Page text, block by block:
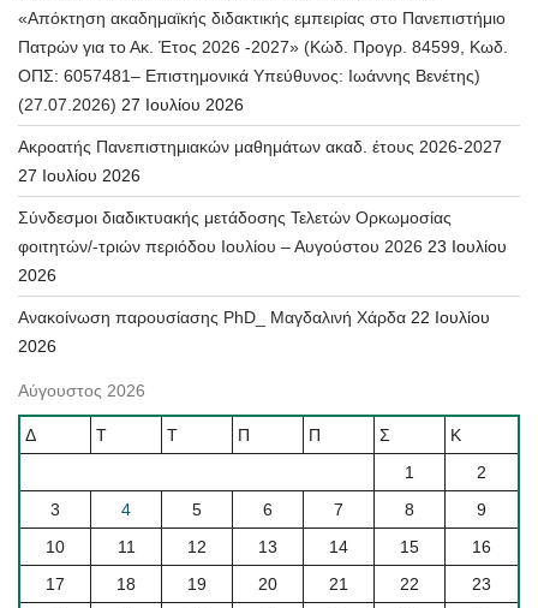
«Απόκτηση ακαδημαϊκής διδακτικής εμπειρίας στο Πανεπιστήμιο
Πατρών για το Ακ. Έτος 2026 -2027» (Κώδ. Προγρ. 84599, Κωδ.
ΟΠΣ: 6057481– Επιστημονικά Υπεύθυνος: Ιωάννης Βενέτης)
(27.07.2026) 27 Ιουλίου 2026
Ακροατής Πανεπιστημιακών μαθημάτων ακαδ. έτους 2026-2027
27 Ιουλίου 2026
Σύνδεσμοι διαδικτυακής μετάδοσης Τελετών Ορκωμοσίας
φοιτητών/-τριών περιόδου Ιουλίου – Αυγούστου 2026 23 Ιουλίου
2026
Ανακοίνωση παρουσίασης PhD_ Μαγδαλινή Χάρδα 22 Ιουλίου
2026
Αύγουστος 2026
Δ Τ Τ Π Π Σ
Κ
1
2
3
4 5 6 7 8
9
10
11 12 13 14 15
16
17
18 19 20 21 22
23